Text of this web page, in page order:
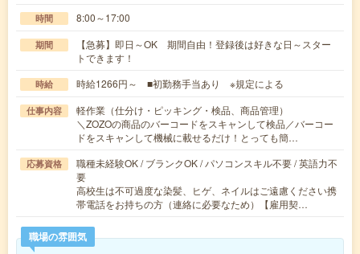
時間 8:00～17:00
期間
【急募】即日～OK 期間自由！登録後は好きな日～スター
トできます！
時給 時給1266円～ ■初勤務手当あり ※規定による
仕事内容
軽作業（仕分け・ピッキング・検品、商品管理）
＼ZOZOの商品のバーコードをスキャンして検品／バーコー
ドをスキャンして機械に載せるだけ！とっても簡…
応募資格
職種未経験OK / ブランクOK / パソコンスキル不要 / 英語力不
要
高校生は不可過度な染髪、ヒゲ、ネイルはご遠慮ください携
帯電話をお持ちの方（連絡に必要なため）【雇用契…
職場の雰囲気